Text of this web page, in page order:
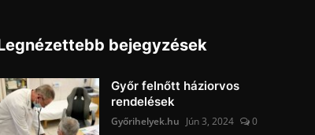
bejegyzések
Győr felnőtt háziorvos
rendelések
Győrihelyek.hu Jún 3, 2024 0